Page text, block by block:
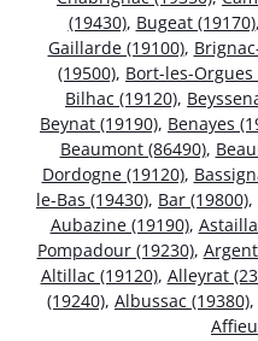
(19430), Bugeat (19170),
Gaillarde (19100),
(19500), Bort-les-Orgues
Bilhac (19120),
Beynat (19190), Benayes
Beaumont (86490),
Dordogne (19120),
le-Bas (19430), Bar (19800),
Aubazine (19190),
Pompadour (19230),
Altillac (19120), Alleyrat
(19240), Albussac (19380),